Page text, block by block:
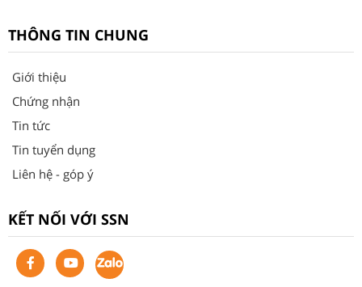
THÔNG TIN CHUNG
Giới thiệu
Chứng nhận
Tin tức
Tin tuyển dụng
Liên hệ - góp ý
KẾT NỐI VỚI SSN